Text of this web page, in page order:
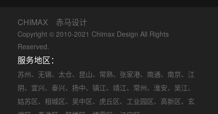
CHIMAX 赤马设计
Copyright © 2010-2021 Chimax Design All Rights
Reserved.
服务地区：
苏州、 无锡、 太仓、 昆山、 常熟、 张家港、 南通、 南京、 江
阴、 宜兴、 泰兴、 扬中、 镇江、 靖江、 常州、 淮安、 吴江、
姑苏区、 相城区、 吴中区、 虎丘区、 工业园区、 高新区、 玄